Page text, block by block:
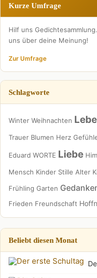
Kurze Umfrage
Hilf uns
uns über deine Meinung!
Zur Umfrage
Schlagworte
Winter Weihnachten
Trauer Blumen Herz
Eduard WORTE Liebe
Mensch Kinder Stille Alter
Frühling Garten
Frieden Freundschaft
Beliebt diesen Monat